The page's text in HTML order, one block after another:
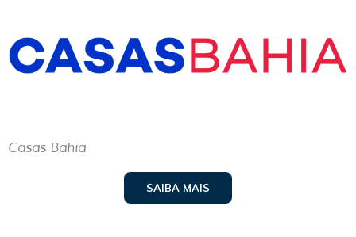
Casas Bahia
SAIBA MAIS